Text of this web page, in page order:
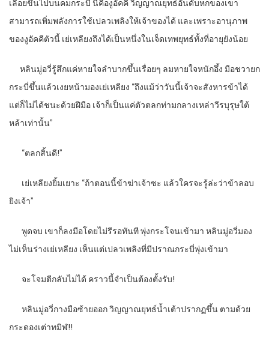
เลื้อยขึ้นไปบนคมกระบี่ นี่คืองูอัคคี วิญญาณยุทธ์อันดับหกของเขา
สามารถเพิ่มพลังการใช้เปลวเพลิงให้เจ้าของได้ และเพราะอานุภาพ
ของงูอัคคีตัวนี้ เย่เหลียงถึงได้เป็นหนึ่งในเจ็ดเทพยุทธ์ทั้งที่อายุยังน้อย
หลินมู่อวี่รู้สึกแค่หายใจลำบากขึ้นเรื่อยๆ ลมหายใจหนักอึ้ง มือชวายก
กระบี่ขึ้นแล้วเงยหน้ามองเย่เหลียง “ถึงแม้ว่าวันนี้เจ้าจะสังหารข้าได้
แต่ก็ไม่ได้ชนะด้วยฝีมือ เจ้าก็เป็นแค่ตัวตลกท่ามกลางเหล่าวีรบุรุษใต้
หล้าเท่านั้น”
“ตลกสิ้นดี!”
เย่เหลียงยิ้มเยาะ “ถ้าตอนนี้ข้าฆ่าเจ้าซะ แล้วใครจะรู้ล่ะว่าข้าลอบ
ยิงเจ้า”
พูดจบ เขาก็ลงมือโดยไม่รีรอทันที พุ่งกระโจนเข้ามา หลินมู่อวี่มอง
ไม่เห็นร่างเย่เหลียง เห็นแต่เปลวเพลิงที่มีปราณกระบี่พุ่งเข้ามา
จะโจมตีกลับไม่ได้ คราวนี้จำเป็นต้องตั้งรับ!
หลินมู่อวี่กางมือซ้ายออก วิญญาณยุทธ์น้ำเต้าปรากฏขึ้น ตามด้วย
กระดองเต่าทมิฬ!!